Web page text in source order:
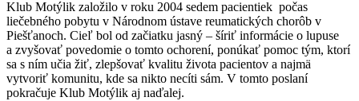
Klub Motýlik založilo v roku 2004 sedem pacientiek počas
liečebného pobytu v Národnom ústave reumatických chorôb v
Piešťanoch. Cieľ bol od začiatku jasný – šíriť informácie o lupuse
a zvyšovať povedomie o tomto ochorení, ponúkať pomoc tým, ktorí
sa s ním učia žiť, zlepšovať kvalitu života pacientov a najmä
vytvoriť komunitu, kde sa nikto necíti sám. V tomto poslaní
pokračuje Klub Motýlik aj naďalej.